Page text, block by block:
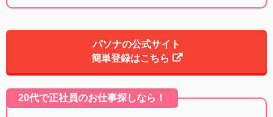
パソナの公式サイト
簡単登録はこちら
20代で正社員のお仕事探しなら！